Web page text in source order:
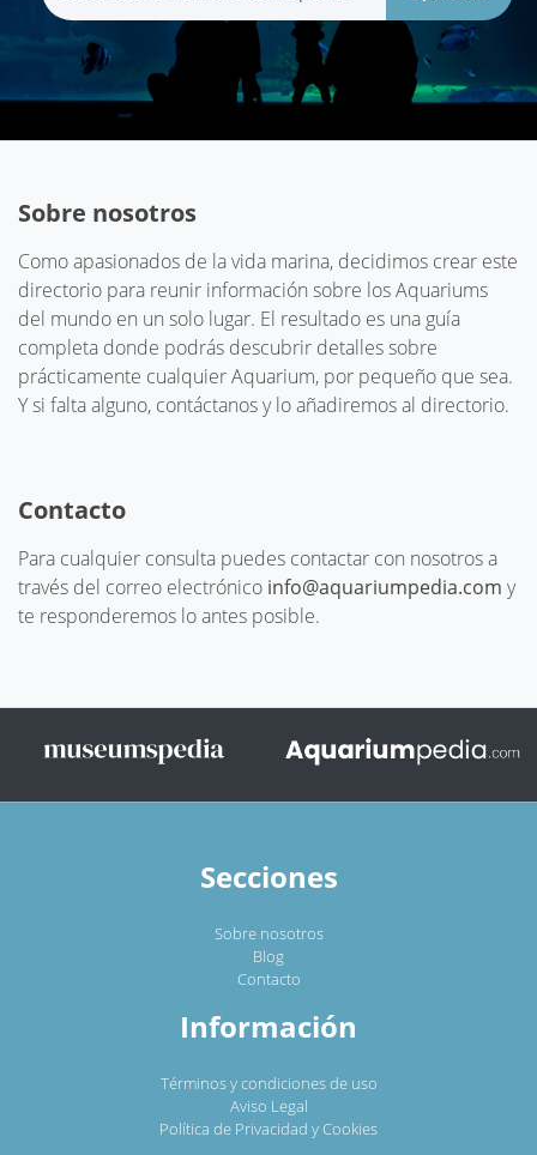
Sobre nosotros
Como apasionados de la vida marina, decidimos crear este
directorio para reunir información sobre los Aquariums
del mundo en un solo lugar. El resultado es una guía
completa donde podrás descubrir detalles sobre
prácticamente cualquier Aquarium, por pequeño que sea.
Y si falta alguno, contáctanos y lo añadiremos al directorio.
Contacto
Para cualquier consulta puedes contactar con nosotros a
través del correo electrónico info@aquariumpedia.com y
te responderemos lo antes posible.
Secciones
Sobre nosotros
Blog
Contacto
Información
Términos y condiciones de uso
Aviso Legal
Política de Privacidad y Cookies